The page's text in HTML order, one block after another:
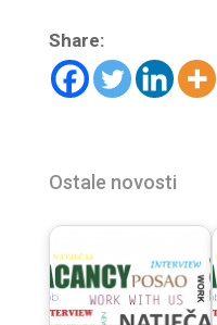
Share:
Ostale novosti